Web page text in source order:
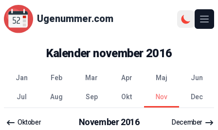
Ugenummer.com
Kalendernovember2016
jan feb mar apr maj
jun
jul
aug sep okt nov dec
Oktober November2016 December